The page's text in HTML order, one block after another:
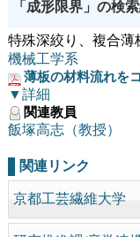
「成形限界」の検
特殊深絞り、複合薄
機械工学系
薄板の材料流れを
▼詳細
関連教員
飯塚高志（教授）
関連リンク
京都工芸繊維大学